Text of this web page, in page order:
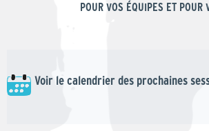
POUR VOS ÉQUIPES ET POUR
Voir le calendrier des prochaines